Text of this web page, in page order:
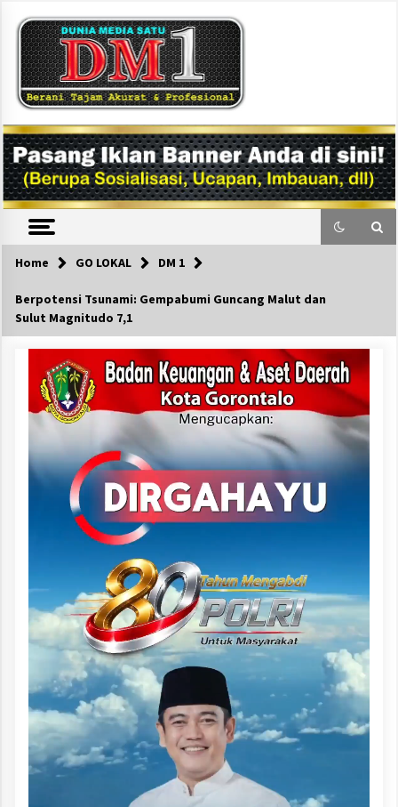
content
DM1
Home GO LOKAL DM 1
Berpotensi Tsunami: Gempabumi Guncang Malut dan
Sulut Magnitudo 7,1